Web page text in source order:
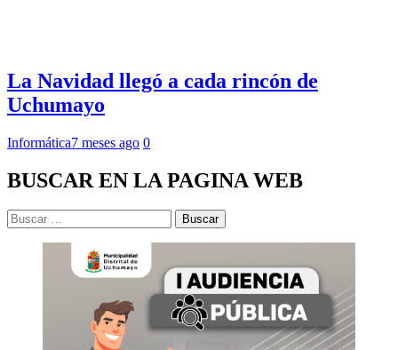
La Navidad llegó a cada rincón de
Uchumayo
Informática7 meses ago 0
BUSCAR EN LA PAGINA WEB
Buscar: